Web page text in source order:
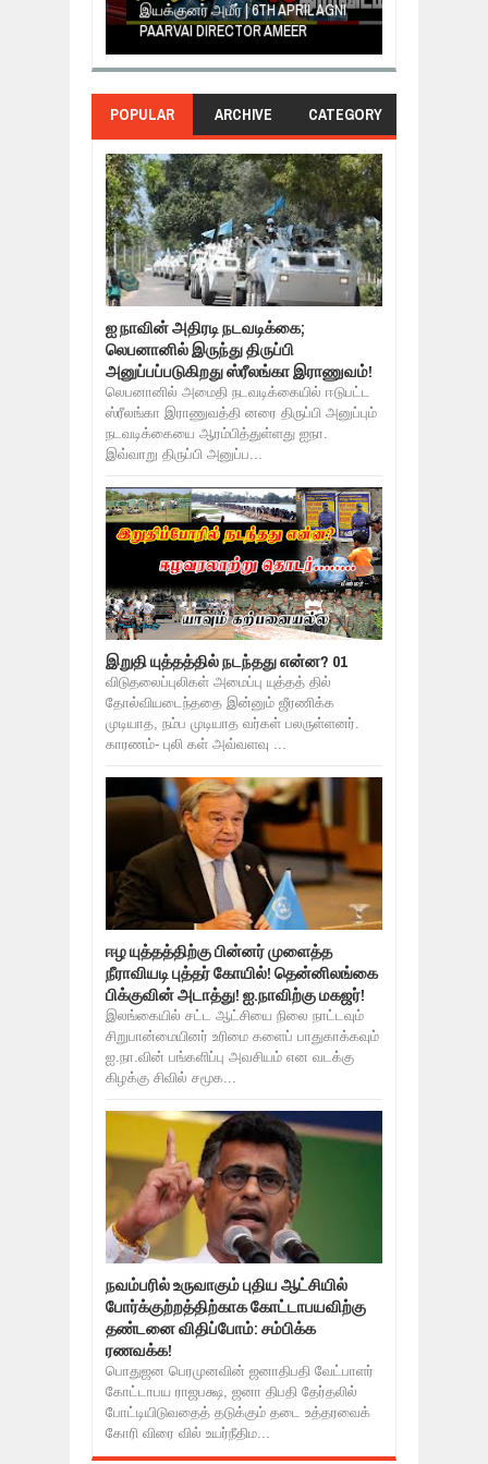
இயக்குனர் அமீர் | 6TH APRIL AGNI
PAARVAI DIRECTOR AMEER
POPULAR ARCHIVE CATEGORY
ஐ நாவின் அதிரடி நடவடிக்கை;
லெபனானில் இருந்து திருப்பி
அனுப்பப்படுகிறது ஸ்ரீலங்கா இராணுவம்!
லெபனானில் அமைதி நடவடிக்கையில் ஈடுபட்ட
ஸ்ரீலங்கா இராணுவத்தி னரை திருப்பி அனுப்பும்
நடவடிக்கையை ஆரம்பித்துள்ளது ஐநா.
இவ்வாறு திருப்பி அனுப்ப...
இறுதி யுத்தத்தில் நடந்தது என்ன? 01
விடுதலைப்புலிகள் அமைப்பு யுத்தத் தில்
தோல்வியடைந்ததை இன்னும் ஜீரணிக்க
முடியாத, நம்ப முடியாத வர்கள் பலருள்ளனர்.
காரணம்- புலி கள் அவ்வளவு ...
ஈழ யுத்தத்திற்கு பின்னர் முளைத்த
நீராவியடி புத்தர் கோயில்! தென்னிலங்கை
பிக்குவின் அடாத்து! ஐ.நாவிற்கு மகஜர்!
இலங்கையில் சட்ட ஆட்சியை நிலை நாட்டவும்
சிறுபான்மையினர் உரிமை களைப் பாதுகாக்கவும்
ஐ.நா.வின் பங்களிப்பு அவசியம் என வடக்கு
கிழக்கு சிவில் சமூக...
நவம்பரில் உருவாகும் புதிய ஆட்சியில்
போர்க்குற்றத்திற்காக கோட்டாபயவிற்கு
தண்டனை விதிப்போம்: சம்பிக்க
ரணவக்க!
பொதுஜன பெரமுனவின் ஜனாதிபதி வேட்பாளர்
கோட்டாபய ராஜபக்ஷ, ஜனா திபதி தேர்தலில்
போட்டியிடுவதைத் தடுக்கும் தடை உத்தரவைக்
கோரி விரை வில் உயர்நீதிம...